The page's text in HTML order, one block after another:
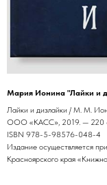
Мария Ионина "Лайки и
Лайки и дизлайки / М. М.
ООО «КАСС», 2019. — 220
ISBN 978-5-98576-048-4
Издание осуществляется
Красноярского края